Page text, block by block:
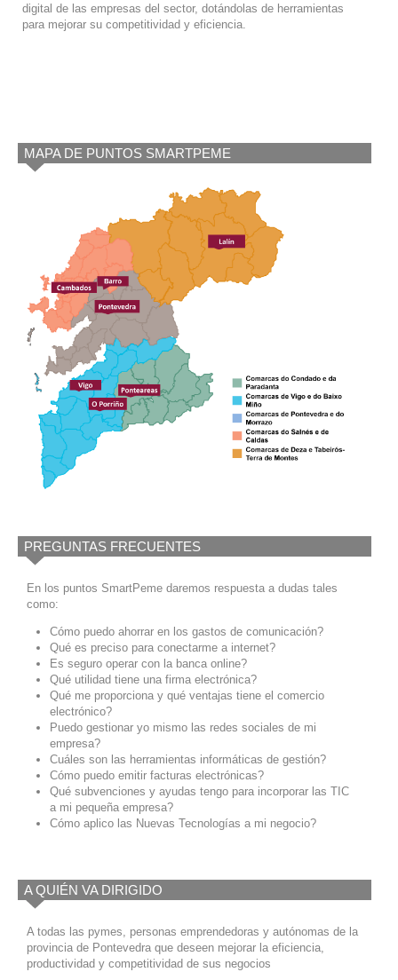
digital de las empresas del sector, dotándolas de herramientas
para mejorar su competitividad y eficiencia.
MAPA DE PUNTOS SMARTPEME
PREGUNTAS FRECUENTES
En los puntos SmartPeme daremos respuesta a dudas tales
como:
Cómo puedo ahorrar en los gastos de comunicación?
Qué es preciso para conectarme a internet?
Es seguro operar con la banca online?
Qué utilidad tiene una firma electrónica?
Qué me proporciona y qué ventajas tiene el comercio
electrónico?
Puedo gestionar yo mismo las redes sociales de mi
empresa?
Cuáles son las herramientas informáticas de gestión?
Cómo puedo emitir facturas electrónicas?
Qué subvenciones y ayudas tengo para incorporar las TIC
a mi pequeña empresa?
Cómo aplico las Nuevas Tecnologías a mi negocio?
A QUIÉN VA DIRIGIDO
A todas las pymes, personas emprendedoras y autónomas de la
provincia de Pontevedra que deseen mejorar la eficiencia,
productividad y competitividad de sus negocios